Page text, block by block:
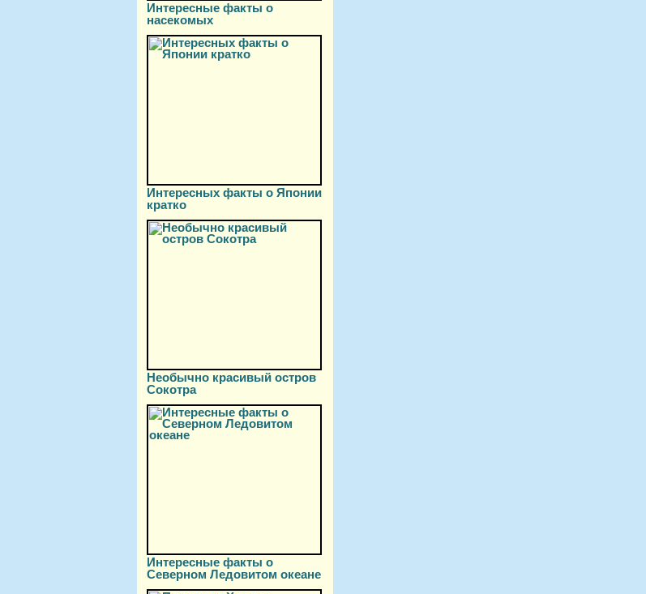
Интересные факты о
насекомых
Интересных факты о Японии
кратко
Необычно красивый остров
Сокотра
Интересные факты о
Северном Ледовитом океане